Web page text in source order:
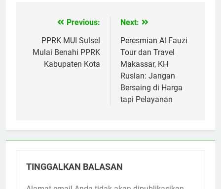
Navigasi
pos
Previous:
PPRK MUI Sulsel
Mulai Benahi PPRK
Kabupaten Kota
Next:
Peresmian Al Fauzi
Tour dan Travel
Makassar, KH
Ruslan: Jangan
Bersaing di Harga
tapi Pelayanan
TINGGALKAN BALASAN